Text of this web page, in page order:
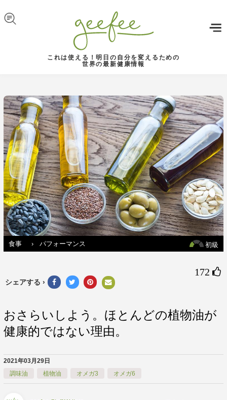
これは使える！明日の自分を変えるための
世界の最新健康情報
初級
食事 › パフォーマンス
172 
シェアする ›
おさらいしよう。ほとんどの植物油が
健康的ではない理由。
2021年03月29日
調味油
植物油 オメガ3 オメガ6